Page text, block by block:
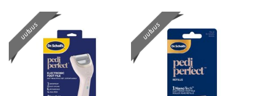
uutuus uutuus